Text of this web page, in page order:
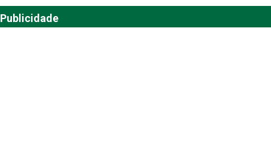
Publicidade